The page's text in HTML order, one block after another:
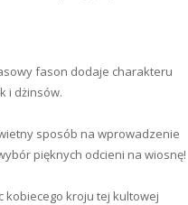
fason dodaje charakteru
i dżinsów.
sposób na wprowadzenie
pięknych odcieni na wiosnę!
kobiecego kroju tej kultowej